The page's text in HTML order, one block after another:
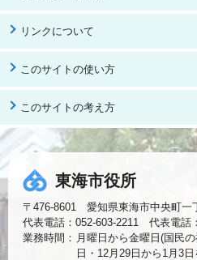
リンクについて
このサイトの使い方
このサイトの考え方
東海市役所
〒476-8601 愛知県東海市中央町一
代表電話：052-603-2211 代表電話
業務時間： 月曜日から金曜日(国民
日・12月29日から1月3